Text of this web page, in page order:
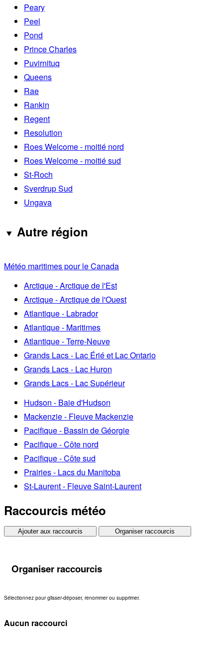
Peary
Peel
Pond
Prince Charles
Puvirnituq
Queens
Rae
Rankin
Regent
Resolution
Roes Welcome - moitié nord
Roes Welcome - moitié sud
St-Roch
Sverdrup Sud
Ungava
Autre région
Météo maritimes pour le Canada
Arctique - Arctique de l'Est
Arctique - Arctique de l'Ouest
Atlantique - Labrador
Atlantique - Maritimes
Atlantique - Terre-Neuve
Grands Lacs - Lac Érié et Lac Ontario
Grands Lacs - Lac Huron
Grands Lacs - Lac Supérieur
Hudson - Baie d'Hudson
Mackenzie - Fleuve Mackenzie
Pacifique - Bassin de Géorgie
Pacifique - Côte nord
Pacifique - Côte sud
Prairies - Lacs du Manitoba
St-Laurent - Fleuve Saint-Laurent
Raccourcis météo
Ajouter aux raccourcis Organiser raccourcis
Organiser raccourcis
Sélectionnez pour glisser-déposer, renommer ou supprimer.
Aucun raccourci